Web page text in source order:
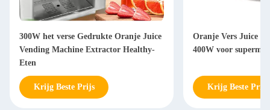
300W het verse Gedrukte Oranje Juice
Vending Machine Extractor Healthy-
Eten
Krijg Beste Prijs
Oranje Vers Juice
400W voor
Krijg Beste Prijs